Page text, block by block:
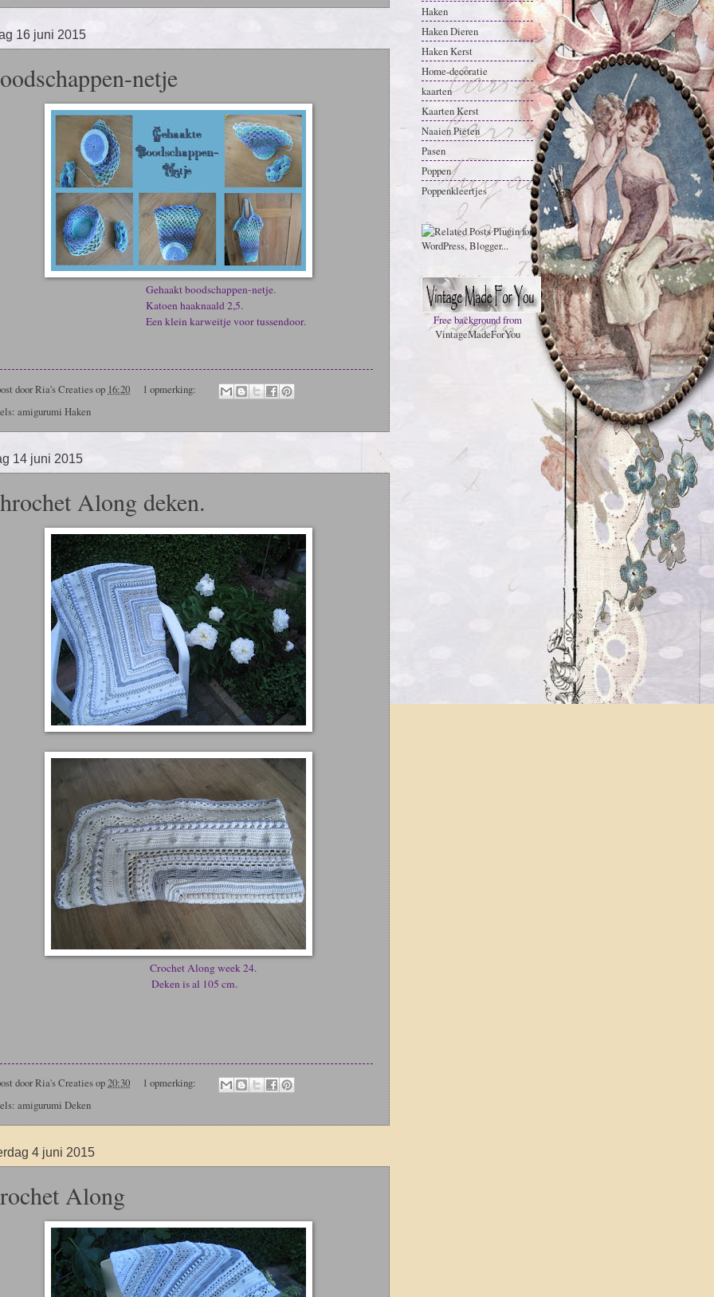
16 juni 2015
netje
boodschappen-netje.
haaknaald 2,5.
klein karweitje voor tussendoor.
doorRia's Creatiesop 16:20
1 opmerking:
amigurumi Haken
14 juni 2015
Along deken.
Along week 24.
is al 105 cm.
doorRia's Creatiesop20:30
1 opmerking:
amigurumi Deken
4 juni 2015
Along
Haken
Haken Dieren
Haken Kerst
Home-decoratie
kaarten
Kaarten Kerst
Naaien Pieten
Pasen
Poppen
Poppenkleertjes
Free background from
VintageMadeForYou